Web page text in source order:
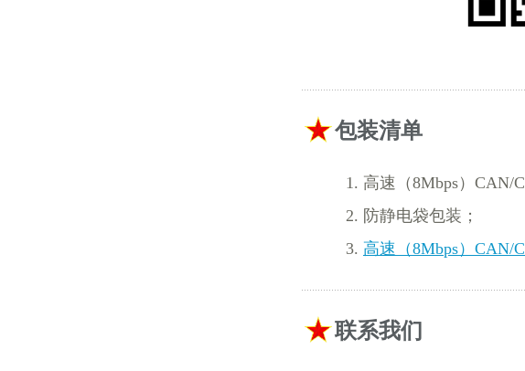
包装清单
高速（8Mbps）CAN/
防静电袋包装；
高速（8Mbps）CAN/
联系我们